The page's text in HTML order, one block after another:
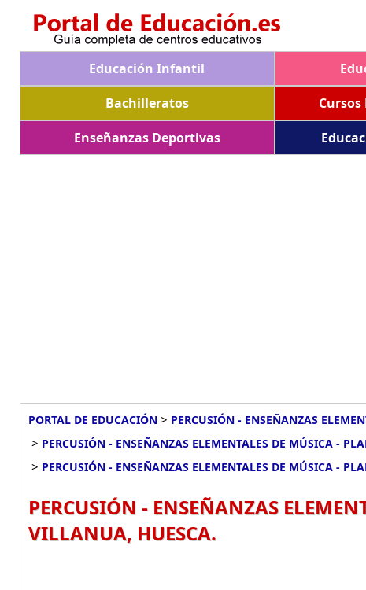
Educación Infantil
Bachilleratos
Enseñanzas Deportivas
PORTAL DE EDUCACIÓN > PERCUSIÓN - ENSEÑANZAS
> PERCUSIÓN - ENSEÑANZAS ELEMENTALES DE MÚSICA -
> PERCUSIÓN - ENSEÑANZAS ELEMENTALES DE MÚSICA -
PERCUSIÓN - ENSEÑANZAS
VILLANUA, HUESCA.